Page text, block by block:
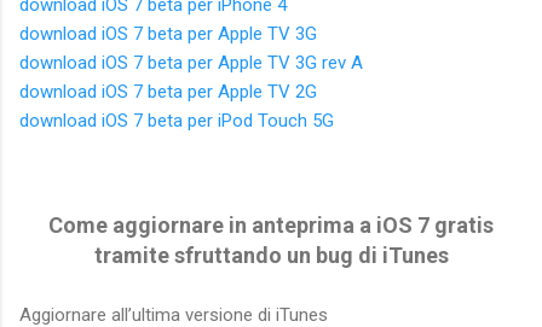
download iOS 7 beta per Apple TV 3G
download iOS 7 beta per Apple TV 3G rev A
download iOS 7 beta per Apple TV 2G
download iOS 7 beta per iPod Touch 5G
Come aggiornare in anteprima a iOS 7 gratis
tramite sfruttando un bug di iTunes
Aggiornare all’ultima versione di iTunes